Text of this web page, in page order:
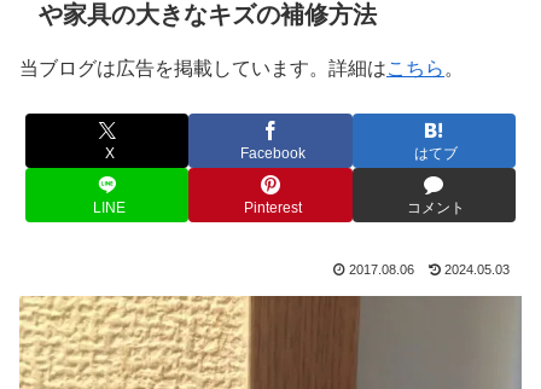
や家具の大きなキズの補修方法
当ブログは広告を掲載しています。詳細はこちら 。
X Facebook はてブ
LINE Pinterest コメント
2017.08.06 2024.05.03